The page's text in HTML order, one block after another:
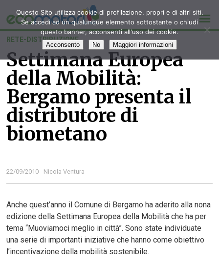
RETE-DISTRIBUZIONE
Settimana Europea
della Mobilità:
Bergamo presenta il
distributore di
biometano
22/09/2010 - Nicola Ventura
Anche quest’anno il Comune di Bergamo ha aderito alla nona
edizione della Settimana Europea della Mobilità che ha per
tema “Muoviamoci meglio in città”. Sono state individuate
una serie di importanti iniziative che hanno come obiettivo
l’incentivazione della mobilità sostenibile.
Questo Sito utilizza cookie di profilazione, propri e di altri siti.
Se accedi ad un qualunque elemento sottostante o chiudi
questo banner, acconsenti all'uso dei cookie.
Acconsento No Maggiori informazioni